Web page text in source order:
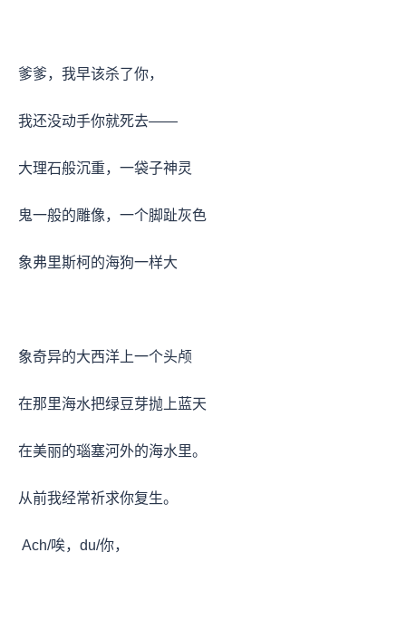
爹爹，我早该杀了你，
我还没动手你就死去——
大理石般沉重，一袋子神灵
鬼一般的雕像，一个脚趾灰色
象弗里斯柯的海狗一样大
象奇异的大西洋上一个头颅
在那里海水把绿豆芽抛上蓝天
在美丽的瑙塞河外的海水里。
从前我经常祈求你复生。
Ach/唉，du/你，